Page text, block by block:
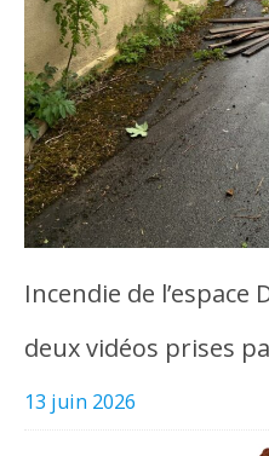
Incendie de l’espace
deux vidéos prises
13 juin 2026